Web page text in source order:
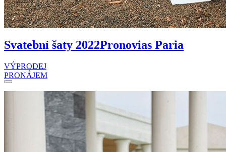
Svatební šaty 2022Pronovias Paria
VÝPRODEJ
PRONÁJEM